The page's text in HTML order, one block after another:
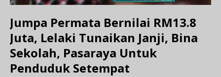
Jumpa Permata Bernilai RM13.8
Juta, Lelaki Tunaikan Janji, Bina
Sekolah, Pasaraya Untuk
Penduduk Setempat